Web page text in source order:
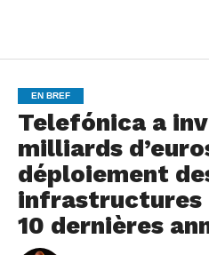
EN BREF
Telefónica a
milliards
déploiement
infrastructures
10 dernières